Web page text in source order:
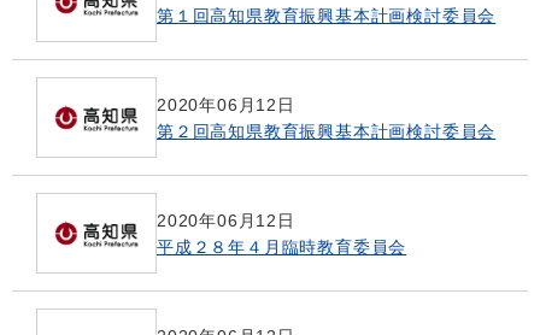
第１回高知県教育振興基本計画検討委員会
2020年06月12日
第２回高知県教育振興基本計画検討委員会
2020年06月12日
平成２８年４月臨時教育委員会